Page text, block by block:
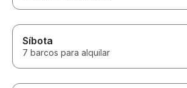
Síbota
7 barcos para alquilar